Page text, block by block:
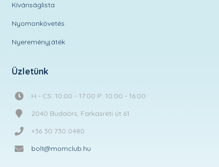
Kívánságlista
Nyomonkövetés
Nyereményjáték
Üzletünk
H - CS: 10:00 - 17:00 P: 10:00 - 16:00
2040 Budaörs, Farkasréti út 61.
+36 30 730 0480
bolt@momclub.hu